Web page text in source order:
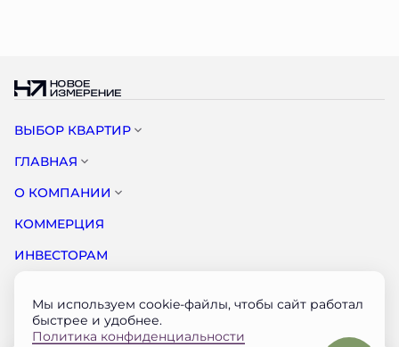
ВЫБОР КВАРТИР
ГЛАВНАЯ
О КОМПАНИИ
КОММЕРЦИЯ
ИНВЕСТОРАМ
КОНТАКТЫ
Мы используем cookie-файлы, чтобы сайт работал
быстрее и удобнее.
Политика конфиденциальности